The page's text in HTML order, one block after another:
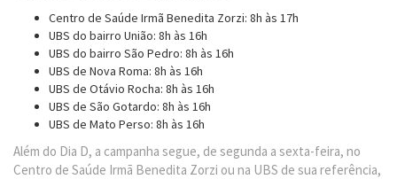
Centro de Saúde Irmã Benedita Zorzi: 8h às 17h
UBS do bairro União: 8h às 16h
UBS do bairro São Pedro: 8h às 16h
UBS de Nova Roma: 8h às 16h
UBS de Otávio Rocha: 8h às 16h
UBS de São Gotardo: 8h às 16h
UBS de Mato Perso: 8h às 16h
Além do Dia D, a campanha segue, de segunda a sexta-feira, no
Centro de Saúde Irmã Benedita Zorzi ou na UBS de sua referência,